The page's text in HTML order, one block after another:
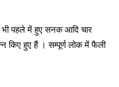
पहले में हुए सनक आदि चार
किए हुए हैं । सम्पूर्ण लोक में फैली